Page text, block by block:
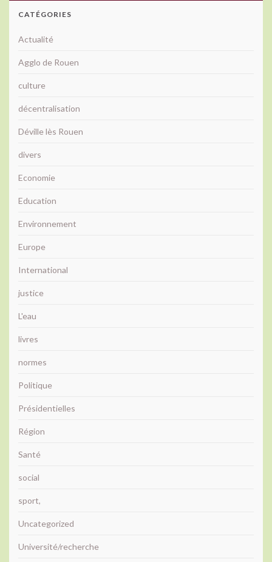
CATÉGORIES
Actualité
Agglo de Rouen
culture
décentralisation
Déville lès Rouen
divers
Economie
Education
Environnement
Europe
International
justice
L'eau
livres
normes
Politique
Présidentielles
Région
Santé
social
sport,
Uncategorized
Université/recherche